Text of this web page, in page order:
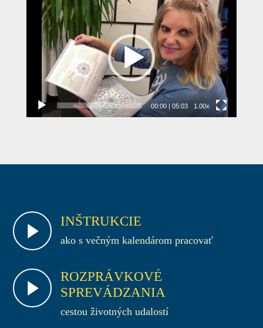
Video
prehrávač
00:00 |05:03 1.00x
INŠTRUKCIE
ako s večným kalendárom pracovať
ROZPRÁVKOVÉ
SPREVÁDZANIA
cestou životných udalostí